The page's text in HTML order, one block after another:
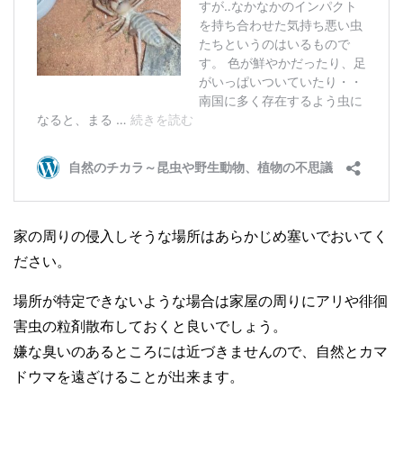
家の周りの侵入しそうな場所はあらかじめ塞いでおいてく
ださい。
場所が特定できないような場合は家屋の周りにアリや徘徊
害虫の粒剤散布しておくと良いでしょう。
嫌な臭いのあるところには近づきませんので、自然とカマ
ドウマを遠ざけることが出来ます。